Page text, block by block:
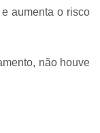
aumenta o risco
não houve